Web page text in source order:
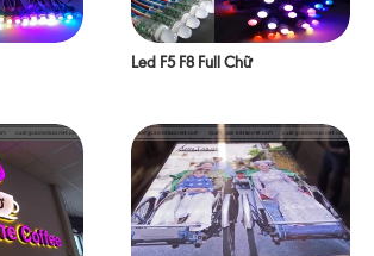
Led F5 F8 Full Chữ